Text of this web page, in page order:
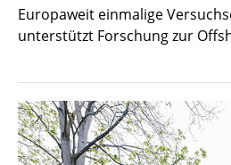
Europaweit einmalige
unterstützt Forschung zur